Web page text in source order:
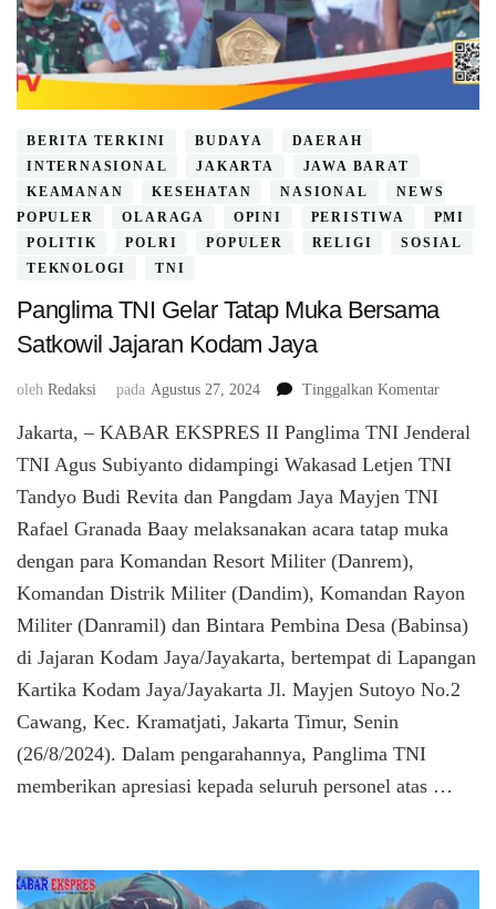
BERITA TERKINI BUDAYA
DAERAH
INTERNASIONAL
JAKARTA
JAWA BARAT
KEAMANAN
KESEHATAN NASIONAL
NEWS
POPULER
OLARAGA OPINI PERISTIWA
PMI
POLITIK
POLRI POPULER RELIGI
SOSIAL
TEKNOLOGI
TNI
Panglima TNI Gelar Tatap Muka Bersama
Satkowil Jajaran Kodam Jaya
oleh Redaksi pada Agustus 27, 2024 Tinggalkan Komentarpada
TNI
Gelar
Bersama
Kodam
Jaya
Jakarta, – KABAR EKSPRES II Panglima TNI Jenderal
TNI Agus Subiyanto didampingi Wakasad Letjen TNI
Tandyo Budi Revita dan Pangdam Jaya Mayjen TNI
Rafael Granada Baay melaksanakan acara tatap muka
dengan para Komandan Resort Militer (Danrem),
Komandan Distrik Militer (Dandim), Komandan Rayon
Militer (Danramil) dan Bintara Pembina Desa (Babinsa)
di Jajaran Kodam Jaya/Jayakarta, bertempat di Lapangan
Kartika Kodam Jaya/Jayakarta Jl. Mayjen Sutoyo No.2
Cawang, Kec. Kramatjati, Jakarta Timur, Senin
(26/8/2024). Dalam pengarahannya, Panglima TNI
memberikan apresiasi kepada seluruh personel atas …